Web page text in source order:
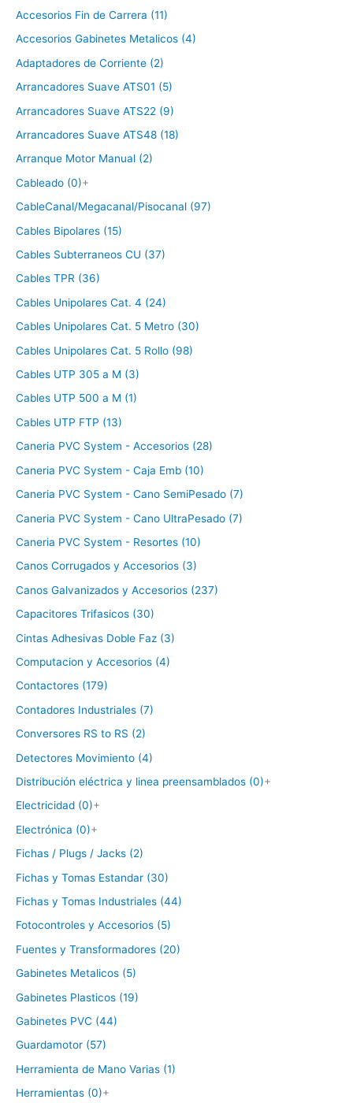
Accesorios Fin de Carrera (11)
Accesorios Gabinetes Metalicos (4)
Adaptadores de Corriente (2)
Arrancadores Suave ATS01 (5)
Arrancadores Suave ATS22 (9)
Arrancadores Suave ATS48 (18)
Arranque Motor Manual (2)
Cableado (0)+
CableCanal/Megacanal/Pisocanal (97)
Cables Bipolares (15)
Cables Subterraneos CU (37)
Cables TPR (36)
Cables Unipolares Cat. 4 (24)
Cables Unipolares Cat. 5 Metro (30)
Cables Unipolares Cat. 5 Rollo (98)
Cables UTP 305 a M (3)
Cables UTP 500 a M (1)
Cables UTP FTP (13)
Caneria PVC System - Accesorios (28)
Caneria PVC System - Caja Emb (10)
Caneria PVC System - Cano SemiPesado (7)
Caneria PVC System - Cano UltraPesado (7)
Caneria PVC System - Resortes (10)
Canos Corrugados y Accesorios (3)
Canos Galvanizados y Accesorios (237)
Capacitores Trifasicos (30)
Cintas Adhesivas Doble Faz (3)
Computacion y Accesorios (4)
Contactores (179)
Contadores Industriales (7)
Conversores RS to RS (2)
Detectores Movimiento (4)
Distribución eléctrica y linea preensamblados (0)+
Electricidad (0)+
Electrónica (0)+
Fichas / Plugs / Jacks (2)
Fichas y Tomas Estandar (30)
Fichas y Tomas Industriales (44)
Fotocontroles y Accesorios (5)
Fuentes y Transformadores (20)
Gabinetes Metalicos (5)
Gabinetes Plasticos (19)
Gabinetes PVC (44)
Guardamotor (57)
Herramienta de Mano Varias (1)
Herramientas (0)+